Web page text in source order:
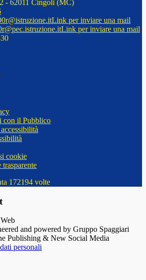
- 62011 Cingoli (MC)
Link per inviare una mail
Link per inviare una mail
con il Pubblico
cookie
172194 volte
and powered by Gruppo Spaggiari
Publishing & New Social Media
personali